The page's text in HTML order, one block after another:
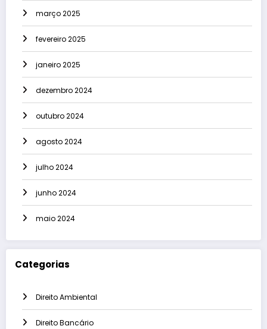
março 2025
fevereiro 2025
janeiro 2025
dezembro 2024
outubro 2024
agosto 2024
julho 2024
junho 2024
maio 2024
Categorias
Direito Ambiental
Direito Bancário